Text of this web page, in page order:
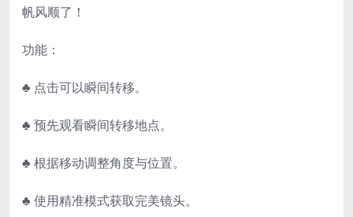
帆风顺了！
功能：
♣ 点击可以瞬间转移。
♣ 预先观看瞬间转移地点。
♣ 根据移动调整角度与位置。
♣ 使用精准模式获取完美镜头。